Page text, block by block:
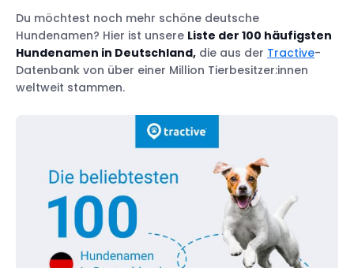
Du möchtest noch mehr schöne deutsche
Hundenamen? Hier ist unsere Liste der 100 häufigsten
Hundenamen in Deutschland, die aus der Tractive-
Datenbank von über einer Million Tierbesitzer:innen
weltweit stammen.